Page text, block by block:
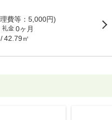
費等：5,000円)
礼金 0ヶ月
42.79㎡